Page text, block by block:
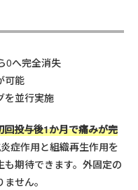
0へ完全消失
可能
を並行実施
回投与後1か月で痛みが完
症作用と組織再生作用を
期待できます。外固定の
せん。